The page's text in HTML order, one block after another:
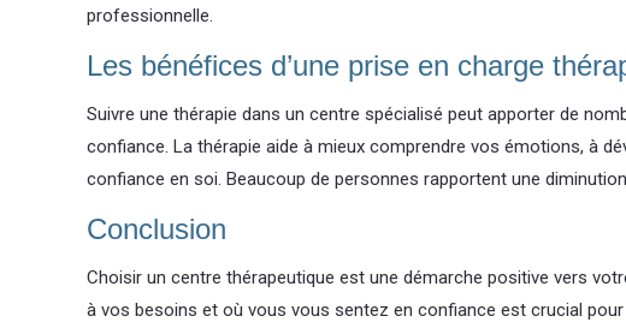
professionnelle.
Les bénéfices d’une prise en charge
Suivre une thérapie dans un centre spécialisé peut apporter de
confiance. La thérapie aide à mieux comprendre vos émotions, à
confiance en soi. Beaucoup de personnes rapportent une
Conclusion
Choisir un centre thérapeutique est une démarche positive vers
à vos besoins et où vous vous sentez en confiance est crucial